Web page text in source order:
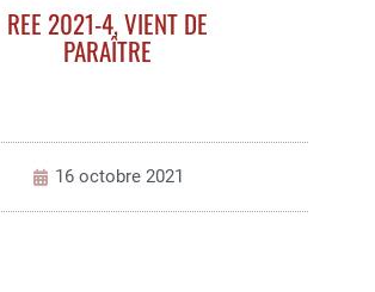
REE 2021-4, VIENT DE
PARAÎTRE
16 octobre 2021